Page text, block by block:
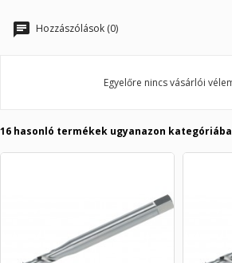
Hozzászólások (0)
Egyelőre nincs vásárlói
16 hasonló termékek ugyanazon